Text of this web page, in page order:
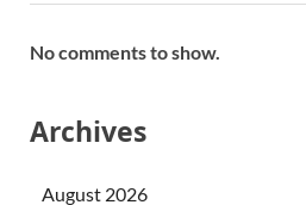
No comments to show.
Archives
August 2026